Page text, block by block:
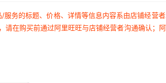
务的标题、价格、详情等信息内容系由店铺经营
在购买前通过阿里旺旺与店铺经营者沟通确认；